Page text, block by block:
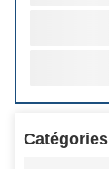
Catégories